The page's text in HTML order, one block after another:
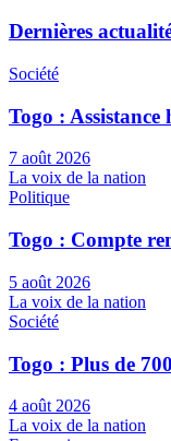
Dernières
Société
Togo :
7 août 2026
La voix de la nation
Politique
Togo : Compte
5 août 2026
La voix de la nation
Société
Togo : Plus de
4 août 2026
La voix de la nation